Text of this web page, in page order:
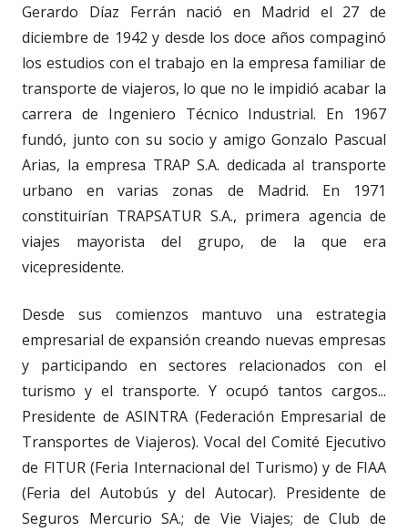
Gerardo Díaz Ferrán nació en Madrid el 27 de
diciembre de 1942 y desde los doce años compaginó
los estudios con el trabajo en la empresa familiar de
transporte de viajeros, lo que no le impidió acabar la
carrera de Ingeniero Técnico Industrial. En 1967
fundó, junto con su socio y amigo Gonzalo Pascual
Arias, la empresa TRAP S.A. dedicada al transporte
urbano en varias zonas de Madrid. En 1971
constituirían TRAPSATUR S.A., primera agencia de
viajes mayorista del grupo, de la que era
vicepresidente.
Desde sus comienzos mantuvo una estrategia
empresarial de expansión creando nuevas empresas
y participando en sectores relacionados con el
turismo y el transporte. Y ocupó tantos cargos...
Presidente de ASINTRA (Federación Empresarial de
Transportes de Viajeros). Vocal del Comité Ejecutivo
de FITUR (Feria Internacional del Turismo) y de FIAA
(Feria del Autobús y del Autocar). Presidente de
Seguros Mercurio SA.; de Vie Viajes; de Club de